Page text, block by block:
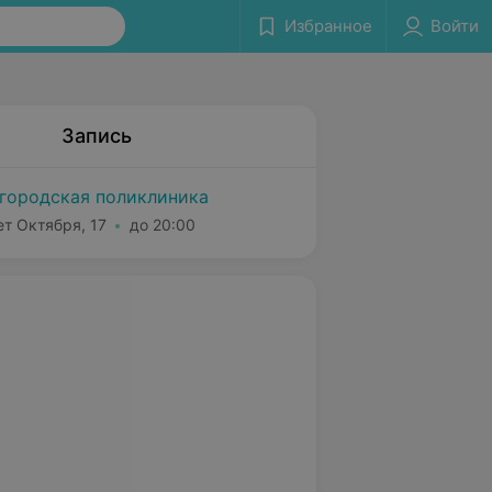
Избранное Войти
Запись
поликлиника
Октября, 17 до 20:00